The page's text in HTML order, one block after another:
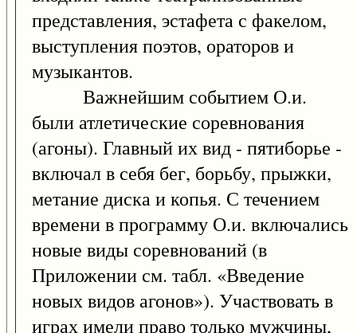
представления, эстафета с факелом,
выступления поэтов, ораторов и
музыкантов.
Важнейшим событием О.и.
были атлетические соревнования
(агоны). Главный их вид - пятиборье -
включал в себя бег, борьбу, прыжки,
метание диска и копья. С течением
времени в программу О.и. включались
новые виды соревнований (в
Приложении см. табл. «Введение
новых видов агонов»). Участвовать в
играх имели право только мужчины,